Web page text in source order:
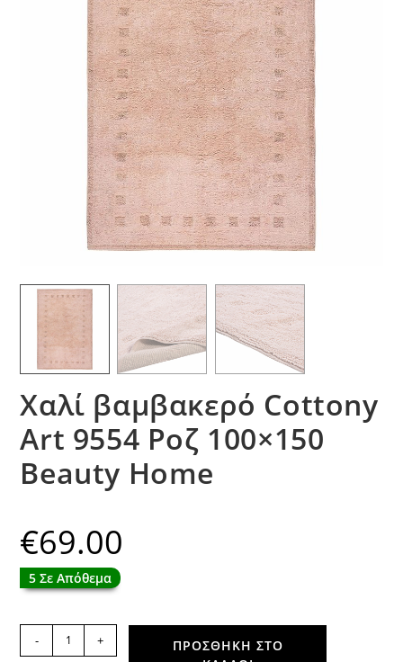
Χαλί βαμβακερό Cottony
Art 9554 Ροζ 100×150
Beauty Home
€69.00
5 Σε Απόθεμα
βαμβακερό
- +
ΠΡΟΣΘΉΚΗ ΣΤΟ